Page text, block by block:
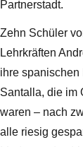
Partnerstadt.
Zehn Schüler
Lehrkräften
ihre spanischen
Santalla, die im
waren – nach
alle riesig